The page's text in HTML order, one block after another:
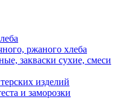
ржаного хлеба
закваски сухие, смеси
изделий
и заморозки